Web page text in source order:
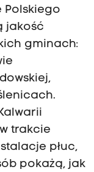
Polskiego
jakość
gminach:
trakcie
płuc,
pokażą, jak